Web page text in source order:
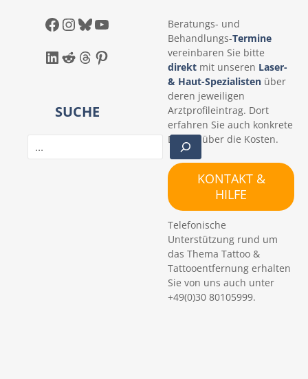
Facebook InstagramBluesky YouTube
LinkedIn Reddit Threads Pinterest
SUCHE
Beratungs- und
Behandlungs-Termine
vereinbaren Sie bitte
direkt mit unseren Laser-
& Haut-Spezialisten über
deren jeweiligen
Arztprofileintrag. Dort
erfahren Sie auch konkrete
Details über die Kosten.
KONTAKT &
HILFE
Telefonische
Unterstützung rund um
das Thema Tattoo &
Tattooentfernung erhalten
Sie von uns auch unter
+49(0)30 80105999.